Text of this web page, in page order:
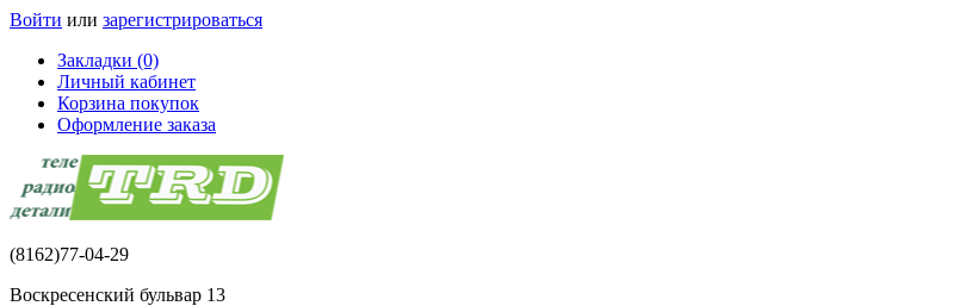
Войти или зарегистрироваться
Закладки (0)
Личный кабинет
Корзина покупок
Оформление заказа
(8162)77-04-29
Воскресенский бульвар 13